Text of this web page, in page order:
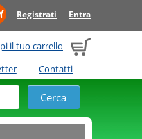
Registrati Entra
il tuo carrello
Contatti